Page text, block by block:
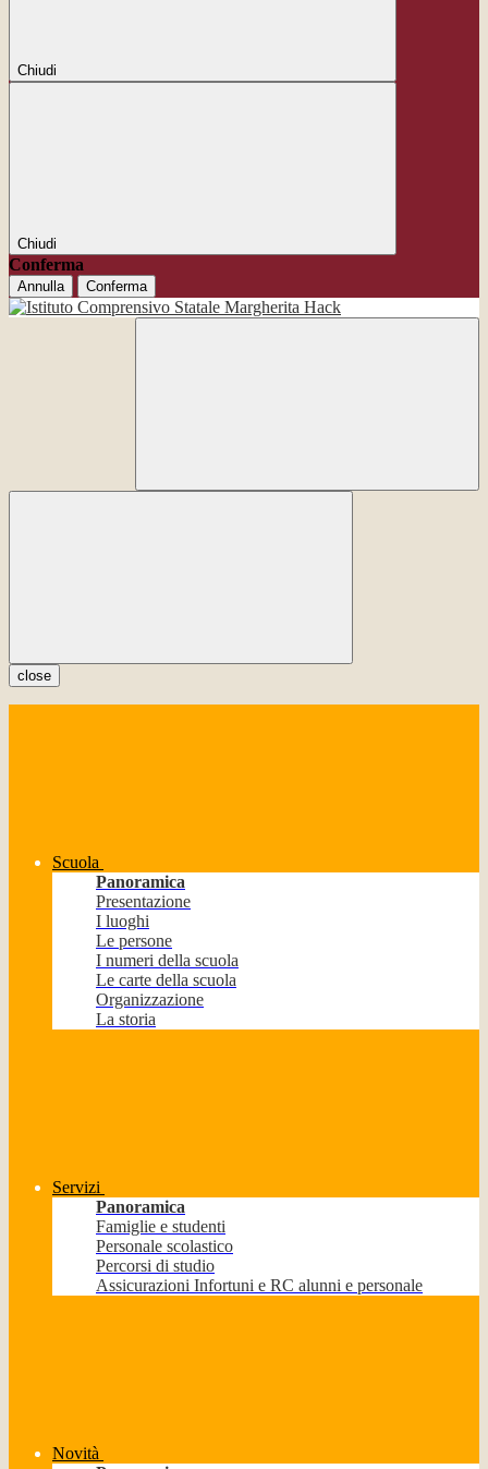
Chiudi
Chiudi
Conferma
Annulla Conferma
close
Scuola
Panoramica
Presentazione
I luoghi
Le persone
I numeri della scuola
Le carte della scuola
Organizzazione
La storia
Servizi
Panoramica
Famiglie e studenti
Personale scolastico
Percorsi di studio
Assicurazioni Infortuni e RC alunni e personale
Novità